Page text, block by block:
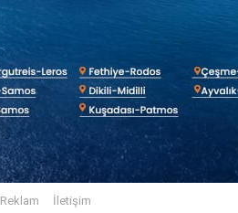
Reklam İletişim